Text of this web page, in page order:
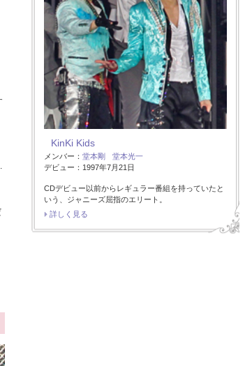
KinKi Kids
メンバー： 堂本剛
堂本光一
デビュー：1997年7月21日
CDデビュー以前からレギュラー番組を持っていたと
いう、ジャニーズ屈指のエリート。
詳しく見る